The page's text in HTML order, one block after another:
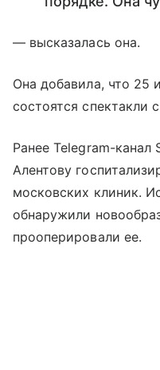
— высказалась она.
Она добавила, что 25
состоятся спектакли
Ранее Telegram-канал
Алентову
московских клиник.
обнаружили
прооперировали ее.